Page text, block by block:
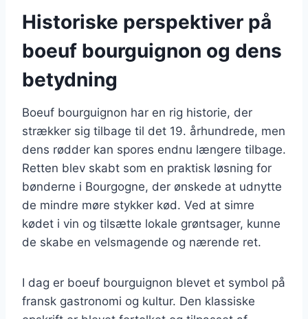
Historiske perspektiver på
boeuf bourguignon og dens
betydning
Boeuf bourguignon har en rig historie, der
strækker sig tilbage til det 19. århundrede, men
dens rødder kan spores endnu længere tilbage.
Retten blev skabt som en praktisk løsning for
bønderne i Bourgogne, der ønskede at udnytte
de mindre møre stykker kød. Ved at simre
kødet i vin og tilsætte lokale grøntsager, kunne
de skabe en velsmagende og nærende ret.
I dag er boeuf bourguignon blevet et symbol på
fransk gastronomi og kultur. Den klassiske